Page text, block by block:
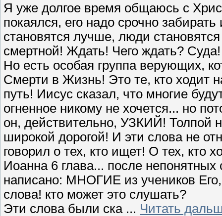
Я уже долгое время общаюсь с
покаялся, его надо срочно
становятся лучше, люди
смертной! Ждать! Чего ждать? Суда!
Но есть особая группа верующих,
Смерти в Жизнь! Это те, кто ходит
путь! Иисус сказал, что многие
огненное никому не хочется... но
он, действительно, УЗКИЙ! Толпой
широкой дорогой! И эти слова не
говорил о тех, кто ищет! О тех, кто
Иоанна 6 глава... после
написано: МНОГИЕ из учеников
слова! кто может это слушать?
Эти слова были ска ... Читать